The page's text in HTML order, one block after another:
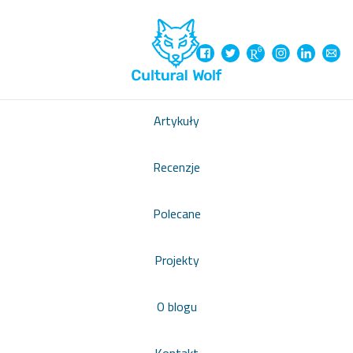
Artykuły
Recenzje
Polecane
Projekty
O blogu